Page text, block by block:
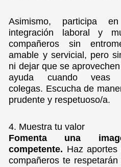
Asimismo, participa
integración laboral y
compañeros sin
amable y servicial, pero
ni dejar que se
ayuda cuando
colegas. Escucha de
prudente y respetuoso/a.
4. Muestra tu valor
Fomenta una
competente. Haz
compañeros te